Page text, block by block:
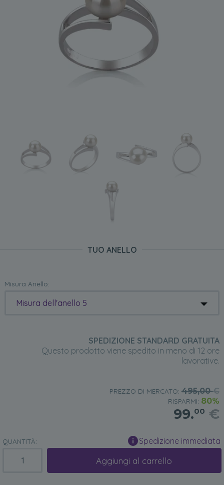
TUO ANELLO
Misura Anello:
Misura dell'anello 5
SPEDIZIONE STANDARD GRATUITA
Questo prodotto viene spedito in meno di 12 ore
lavorative.
PREZZO DI MERCATO: 495,00€
RISPARMI: 80%
99.00 €
QUANTITÀ: Spedizione immediata
Aggiungi al carrello